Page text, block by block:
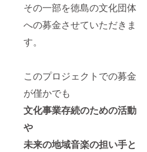
その一部を徳島の文化団体
への募金させていただきま
す。
このプロジェクトでの募金
が僅かでも
文化事業存続のための活動
や
未来の地域音楽の担い手と